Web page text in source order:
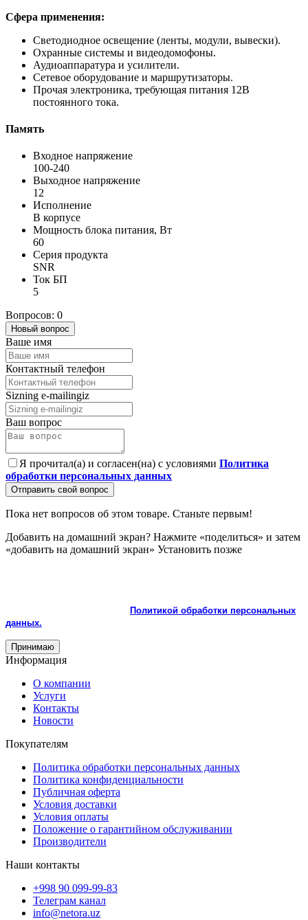
Сфера применения:
Светодиодное освещение (ленты, модули, вывески).
Охранные системы и видеодомофоны.
Аудиоаппаратура и усилители.
Сетевое оборудование и маршрутизаторы.
Прочая электроника, требующая питания 12В
постоянного тока.
Память
Входное напряжение
100-240
Выходное напряжение
12
Исполнение
В корпусе
Мощность блока питания, Вт
60
Серия продукта
SNR
Ток БП
5
Вопросов: 0
Новый вопрос
Ваше имя
Контактный телефон
Sizning e-mailingiz
Ваш вопрос
Я прочитал(а) и согласен(на) с условиями Политика
обработки персональных данных
Отправить свой вопрос
Пока нет вопросов об этом товаре. Станьте первым!
Добавить на домашний экран? Нажмите «поделиться» и затем
«добавить на домашний экран» Установить позже
Политикой обработки персональных
данных.
Принимаю
Информация
О компании
Услуги
Контакты
Новости
Покупателям
Политика обработки персональных данных
Политика конфиденциальности
Публичная оферта
Условия доставки
Условия оплаты
Положение о гарантийном обслуживании
Производители
Наши контакты
+998 90 099-99-83
Телеграм канал
info@netora.uz